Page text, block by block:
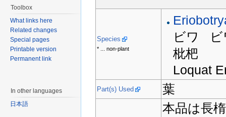
Species
* ... non-plant
ビワ ビ
枇杷
Loquat
Part(s) Used 葉
本品は長
Toolbox
What links here
Related changes
Special pages
Printable version
Permanent link
In other languages
日本語